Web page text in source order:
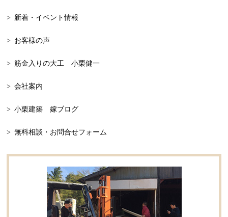
2022年12月
2022年11月
2022年9月
2022年8月
床板の張替え
リフォーム事例
新着・イベント情報
お客様の声
筋金入りの大工 小栗健一
会社案内
小栗建築 嫁ブログ
無料相談・お問合せフォーム